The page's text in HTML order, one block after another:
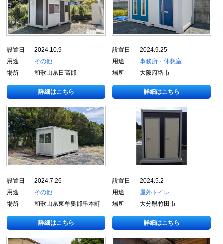
設置日
2024.10.9
用途
その他
場所
和歌山県日高郡
詳細はこちら
設置日
2024.9.25
用途
事務所・休憩室
場所
大阪府堺市
詳細はこちら
設置日
2024.7.26
用途
その他
場所
和歌山県東牟婁郡串本町
詳細はこちら
設置日
2024.5.2
用途
屋外トイレ
場所
大分県竹田市
詳細はこちら